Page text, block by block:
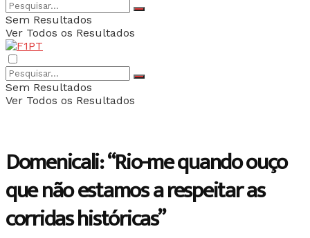
Sem Resultados
Ver Todos os Resultados
Sem Resultados
Ver Todos os Resultados
Domenicali: “Rio-me quando ouço
que não estamos a respeitar as
corridas históricas”